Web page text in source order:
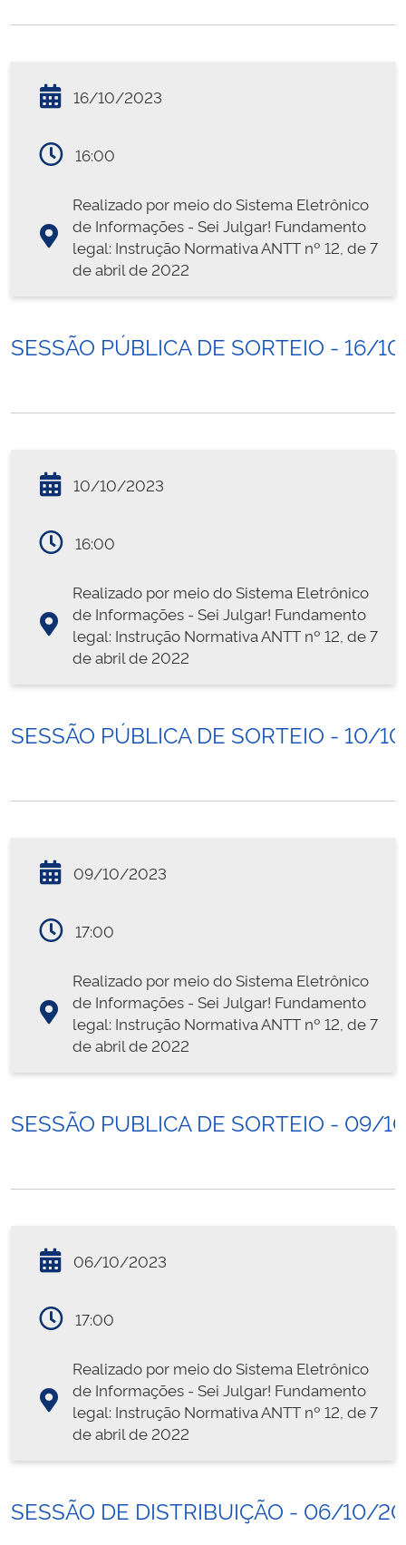
16/10/2023
16:00
Realizado por meio do Sistema Eletrônico
de Informações - Sei Julgar! Fundamento
legal: Instrução Normativa ANTT nº 12, de 7
de abril de 2022
SESSÃO PÚBLICA DE SORTEIO - 16/
10/10/2023
16:00
Realizado por meio do Sistema Eletrônico
de Informações - Sei Julgar! Fundamento
legal: Instrução Normativa ANTT nº 12, de 7
de abril de 2022
SESSÃO PÚBLICA DE SORTEIO - 10/
09/10/2023
17:00
Realizado por meio do Sistema Eletrônico
de Informações - Sei Julgar! Fundamento
legal: Instrução Normativa ANTT nº 12, de 7
de abril de 2022
SESSÃO PUBLICA DE SORTEIO - 09/
06/10/2023
17:00
Realizado por meio do Sistema Eletrônico
de Informações - Sei Julgar! Fundamento
legal: Instrução Normativa ANTT nº 12, de 7
de abril de 2022
SESSÃO DE DISTRIBUIÇÃO - 06/10/